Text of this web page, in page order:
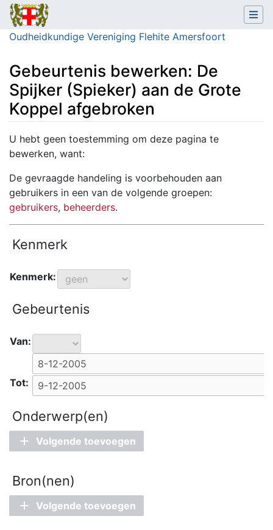
Oudheidkundige Vereniging Flehite Amersfoort
Gebeurtenis bewerken: De
Spijker (Spieker) aan de Grote
Koppel afgebroken
Ga naar:navigatie,zoeken
U hebt geen toestemming om deze pagina te
bewerken, want:
De gevraagde handeling is voorbehouden aan
gebruikers in een van de volgende groepen:
gebruikers, beheerders.
Kenmerk
Kenmerk:
Gebeurtenis
Van:
Tot:
Onderwerp(en)
Volgende toevoegen
Bron(nen)
Volgende toevoegen